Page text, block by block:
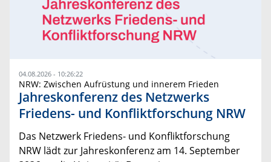
04.08.2026 - 10:26:22
NRW: Zwischen Aufrüstung und innerem Frieden
Jahreskonferenz des Netzwerks
Friedens- und Konfliktforschung NRW
Das Netzwerk Friedens- und Konfliktforschung
NRW lädt zur Jahreskonferenz am 14. September